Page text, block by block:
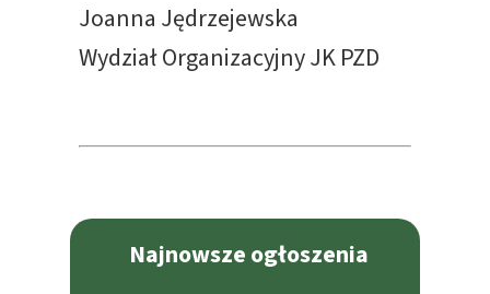
Najnowsze ogłoszenia
Joanna Jędrzejewska
Wydział Organizacyjny JK PZD